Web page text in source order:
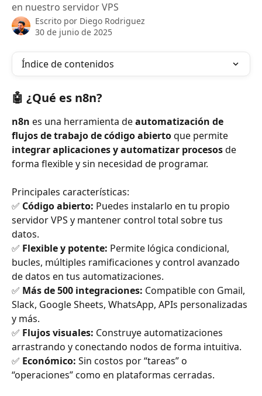
en nuestro servidor VPS
Escrito por Diego Rodriguez
30 de junio de 2025
Índice de contenidos
🤖 ¿Qué es n8n?
n8n es una herramienta de automatización de
flujos de trabajo de código abierto que permite
integrar aplicaciones y automatizar procesos de
forma flexible y sin necesidad de programar.
Principales características:
✅ Código abierto: Puedes instalarlo en tu propio
servidor VPS y mantener control total sobre tus
datos.
✅ Flexible y potente: Permite lógica condicional,
bucles, múltiples ramificaciones y control avanzado
de datos en tus automatizaciones.
✅ Más de 500 integraciones: Compatible con Gmail,
Slack, Google Sheets, WhatsApp, APIs personalizadas
y más.
✅ Flujos visuales: Construye automatizaciones
arrastrando y conectando nodos de forma intuitiva.
✅ Económico: Sin costos por “tareas” o
“operaciones” como en plataformas cerradas.